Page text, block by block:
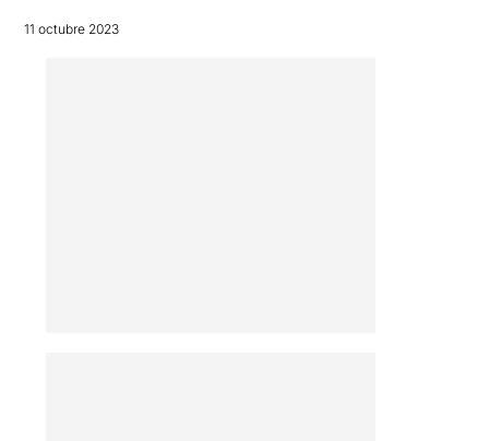
11 octubre 2023